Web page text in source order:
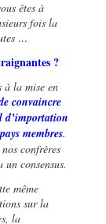
êtes à
fois la
…
?
à la mise en
convaincre
d’importation
membres.
confrères
un consensus.
même
sur la
la